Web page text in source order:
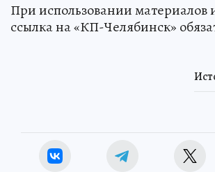
При использовании материалов
ссылка на «КП-Челябинск»